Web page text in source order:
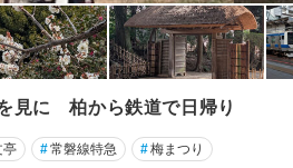
見に 柏から鉄道で日帰り
亭 #常磐線特急 #梅まつり